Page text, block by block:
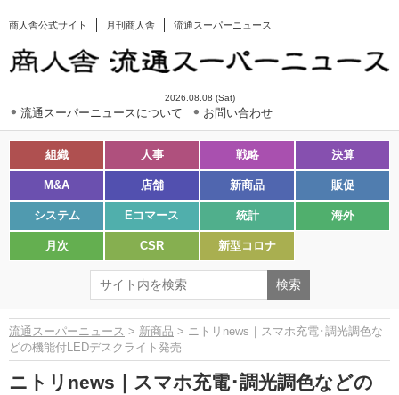
商人舎公式サイト 月刊商人舎 流通スーパーニュース
2026.08.08 (Sat)
流通スーパーニュースについて お問い合わせ
組織 人事 戦略 決算
M&A 店舗 新商品 販促
システム Eコマース 統計 海外
月次 CSR 新型コロナ
流通スーパーニュース > 新商品 > ニトリnews｜スマホ充電･調光調色な
どの機能付LEDデスクライト発売
ニトリnews｜スマホ充電･調光調色などの